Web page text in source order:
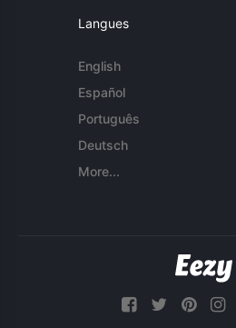
Langues
English
Español
Português
Deutsch
More...